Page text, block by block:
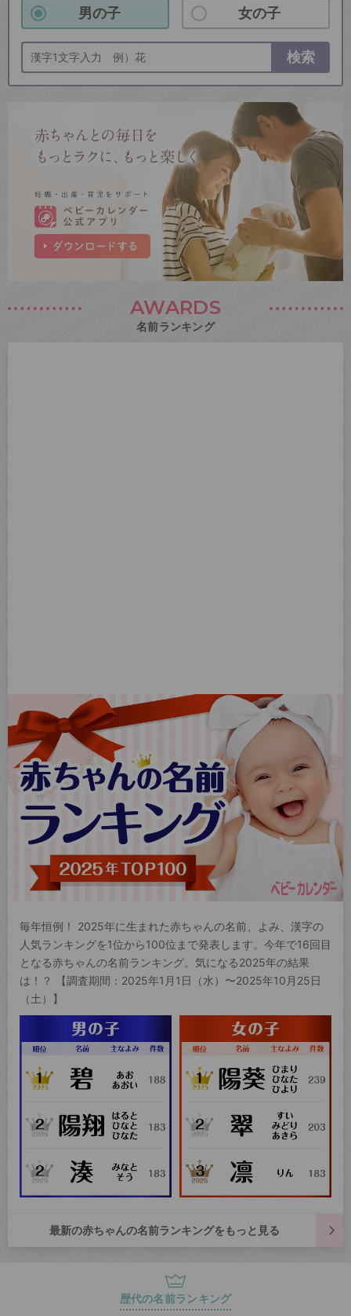
男の子 女の子
検索
AWARDS
名前ランキング
毎年恒例！ 2025年に生まれた赤ちゃんの名前、よみ、漢字の
人気ランキングを1位から100位まで発表します。今年で16回目
となる赤ちゃんの名前ランキング。気になる2025年の結果
は！？ 【調査期間：2025年1月1日（水）〜2025年10月25日
（土）】
最新の赤ちゃんの名前ランキングをもっと見る
歴代の名前ランキング